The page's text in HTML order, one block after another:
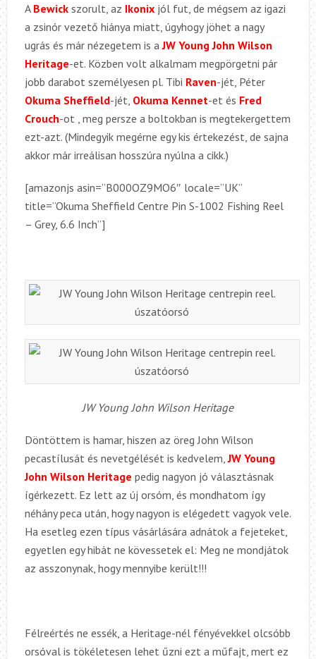
A Bewickszorult, az Ikonixjól fut, de mégsem az igazi
a zsinór vezető hiánya miatt, úgyhogy jöhet a nagy
ugrás és már nézegetem is aJW Young John Wilson
Heritage-et. Közben volt alkalmam megpörgetni pár
jobb darabot személyesen pl. Tibi Raven-jét, Péter
Okuma Sheffield-jét, Okuma Kennet-et és Fred
Crouch-ot , meg persze a boltokban is megtekergettem
ezt-azt. (Mindegyik megérne egy kis értekezést, de sajna
akkor már irreálisan hosszúra nyúlna a cikk.)
[amazonjs asin=”B000OZ9MO6″ locale=”UK”
title=”Okuma Sheffield Centre Pin S-1002 Fishing Reel
– Grey, 6.6 Inch”]
JW Young John Wilson Heritage
Döntöttem is hamar, hiszen az öreg John Wilson
pecastílusát és nevetgélését is kedvelem,JW Young
John Wilson Heritage pedig nagyon jó választásnak
ígérkezett. Ez lett az új orsóm, és mondhatom így
néhány peca után, hogy nagyon is elégedett vagyok vele.
Ha esetleg ezen típus vásárlására adnátok a fejeteket,
egyetlen egy hibát ne kövessetek el: Meg ne mondjátok
az asszonynak, hogy mennyibe került!!!
Félreértés ne essék, a Heritage-nél fényévekkel olcsóbb
orsóval is tökéletesen lehet űzni ezt a műfajt, mert ez